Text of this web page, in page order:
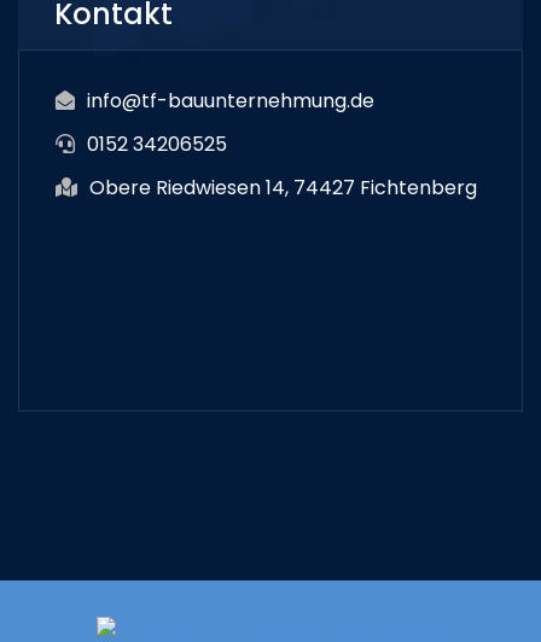
Kontakt
info@tf-bauunternehmung.de
0152 34206525
Obere Riedwiesen 14, 74427 Fichtenberg